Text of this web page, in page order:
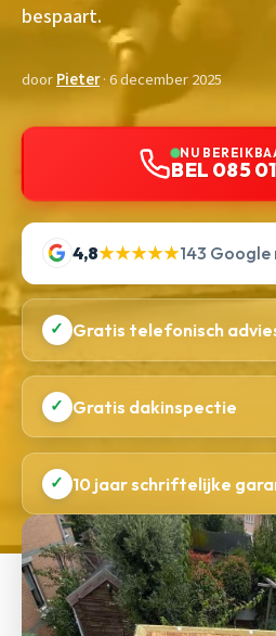
bespaart.
doorPieter· 6 december 2025
NU
BEL 085
4,8★★★★★143 Google
✓ Gratis telefonisch
✓ Gratis dakinspectie
✓ 10 jaar schriftelijke